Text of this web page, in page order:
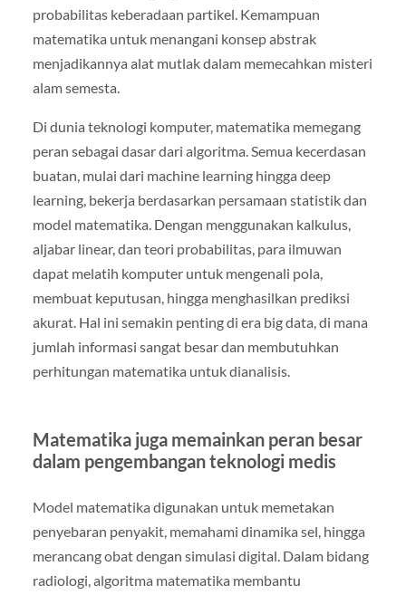
probabilitas keberadaan partikel. Kemampuan
matematika untuk menangani konsep abstrak
menjadikannya alat mutlak dalam memecahkan misteri
alam semesta.
Di dunia teknologi komputer, matematika memegang
peran sebagai dasar dari algoritma. Semua kecerdasan
buatan, mulai dari machine learning hingga deep
learning, bekerja berdasarkan persamaan statistik dan
model matematika. Dengan menggunakan kalkulus,
aljabar linear, dan teori probabilitas, para ilmuwan
dapat melatih komputer untuk mengenali pola,
membuat keputusan, hingga menghasilkan prediksi
akurat. Hal ini semakin penting di era big data, di mana
jumlah informasi sangat besar dan membutuhkan
perhitungan matematika untuk dianalisis.
Matematika juga memainkan peran besar
dalam pengembangan teknologi medis
Model matematika digunakan untuk memetakan
penyebaran penyakit, memahami dinamika sel, hingga
merancang obat dengan simulasi digital. Dalam bidang
radiologi, algoritma matematika membantu